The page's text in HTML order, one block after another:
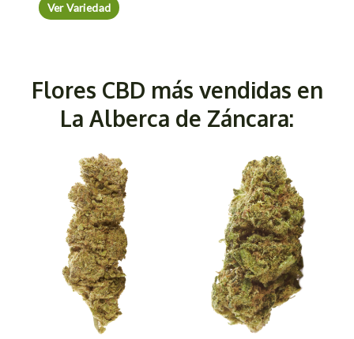
Ver Variedad
Flores CBD más vendidas en
La Alberca de Záncara: